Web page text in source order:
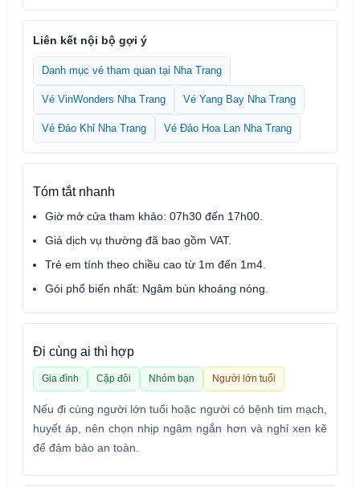
Liên kết nội bộ gợi ý
Danh mục vé tham quan tại Nha Trang
Vé VinWonders Nha Trang Vé Yang Bay Nha Trang
Vé Đảo Khỉ Nha Trang Vé Đảo Hoa Lan Nha Trang
Tóm tắt nhanh
Giờ mở cửa tham khảo: 07h30 đến 17h00.
Giá dịch vụ thường đã bao gồm VAT.
Trẻ em tính theo chiều cao từ 1m đến 1m4.
Gói phổ biến nhất: Ngâm bùn khoáng nóng.
Đi cùng ai thì hợp
Gia đình Cặp đôi Nhóm bạn Người lớn tuổi
Nếu đi cùng người lớn tuổi hoặc người có bệnh tim mạch,
huyết áp, nên chọn nhịp ngâm ngắn hơn và nghỉ xen kẽ
để đảm bảo an toàn.